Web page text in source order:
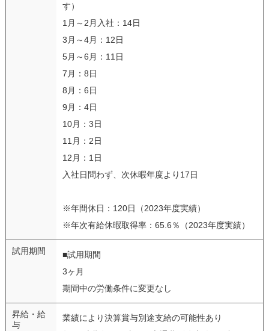
す）
1月～2月入社：14日
3月～4月：12日
5月～6月：11日
7月：8日
8月：6日
9月：4日
10月：3日
11月：2日
12月：1日
入社日問わず、次休暇年度より17日
※年間休日：120日（2023年度実績）
※年次有給休暇取得率：65.6％（2023年度実績）
試用期間
■試用期間
3ヶ月
期間中の労働条件に変更なし
昇給・給
与
業績により決算賞与別途支給の可能性あり